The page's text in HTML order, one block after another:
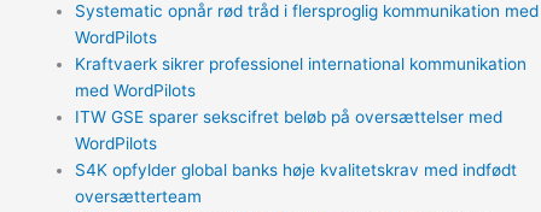
Systematic opnår rød tråd i flersproglig kommunikation med
WordPilots
Kraftvaerk sikrer professionel international kommunikation
med WordPilots
ITW GSE sparer sekscifret beløb på oversættelser med
WordPilots
S4K opfylder global banks høje kvalitetskrav med indfødt
oversætterteam